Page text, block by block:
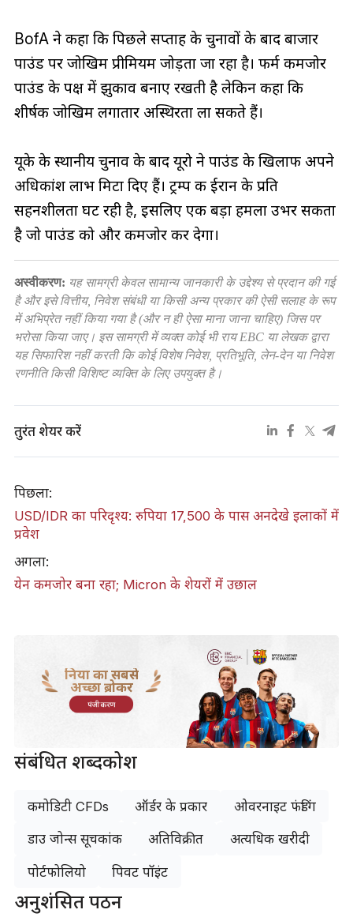
BofA ने कहा कि पिछले सप्ताह के चुनावों के बाद बाजार
पाउंड पर जोखिम प्रीमियम जोड़ता जा रहा है। फर्म कमजोर
पाउंड के पक्ष में झुकाव बनाए रखती है लेकिन कहा कि
शीर्षक जोखिम लगातार अस्थिरता ला सकते हैं।
यूके के स्थानीय चुनाव के बाद यूरो ने पाउंड के खिलाफ अपने
अधिकांश लाभ मिटा दिए हैं। ट्रम्प की ईरान के प्रति
सहनशीलता घट रही है, इसलिए एक बड़ा हमला उभर सकता
है जो पाउंड को और कमजोर कर देगा।
अस्वीकरण: यह सामग्री केवल सामान्य जानकारी के उद्देश्य से प्रदान की गई
है और इसे वित्तीय, निवेश संबंधी या किसी अन्य प्रकार की ऐसी सलाह के रूप
में अभिप्रेत नहीं किया गया है (और न ही ऐसा माना जाना चाहिए) जिस पर
भरोसा किया जाए। इस सामग्री में व्यक्त कोई भी राय EBC या लेखक द्वारा
यह सिफारिश नहीं करती कि कोई विशेष निवेश, प्रतिभूति, लेन-देन या निवेश
रणनीति किसी विशिष्ट व्यक्ति के लिए उपयुक्त है।
तुरंत शेयर करें
पिछला:
USD/IDR का परिदृश्य: रुपिया 17,500 के पास अनदेखे इलाकों में
प्रवेश
अगला:
येन कमजोर बना रहा; Micron के शेयरों में उछाल
दुनिया का सबसे
अच्छा ब्रोकर
पंजीकरण
संबंधित शब्दकोश
कमोडिटी CFDs ऑर्डर के प्रकार ओवरनाइट फंडिंग
डाउ जोन्स सूचकांक अतिविक्रीत अत्यधिक खरीदी
पोर्टफोलियो पिवट पॉइंट
अनुशंसित पठन